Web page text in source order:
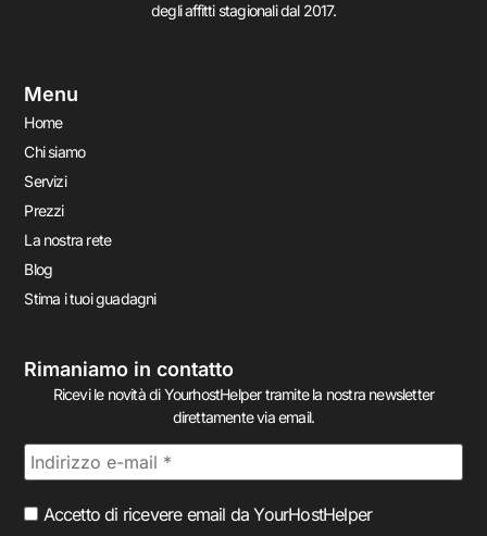
degli affitti stagionali dal 2017.
Menu
Home
Chi siamo
Servizi
Prezzi
La nostra rete
Blog
Stima i tuoi guadagni
Rimaniamo in contatto
Ricevi le novità di YourhostHelper tramite la nostra newsletter
direttamente via email.
Accetto di ricevere email da YourHostHelper